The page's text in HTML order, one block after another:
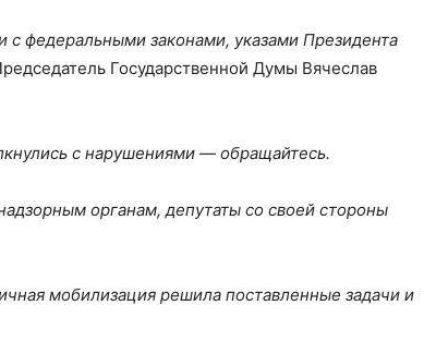
с федеральными законами, указами Президента
Государственной Думы Вячеслав
с нарушениями — обращайтесь.
органам, депутаты со своей стороны
мобилизация решила поставленные задачи и